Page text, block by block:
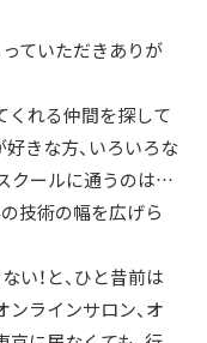
ていただきありが
くれる仲間を探して
きな方、いろいろな
クールに通うのは…
技術の幅を広げら
！と、ひと昔前は
ンラインサロン、オ